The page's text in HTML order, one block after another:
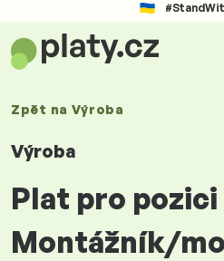
Zpět na Výroba
Výroba
Plat pro pozici
Montážník/